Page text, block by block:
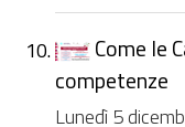
Come le
competenze
Lunedì 5